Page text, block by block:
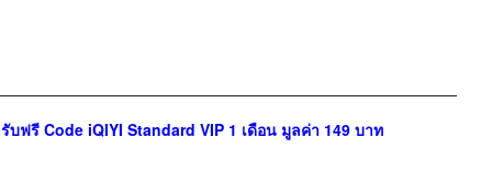
รับฟรี Code iQIYI Standard VIP 1 เดือน มูลค่า 149 บาท